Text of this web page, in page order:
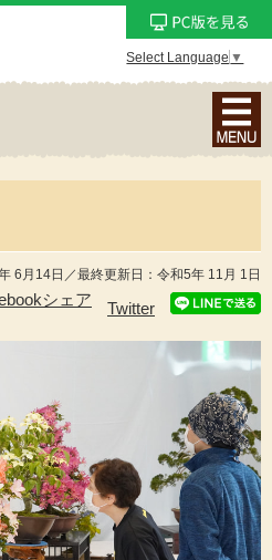
Select Language ▼
ナ
ビ
ン
メ
ュ
を
表
示
6月14日／最終更新日：令和5年 11月 1日
シェア Twitter